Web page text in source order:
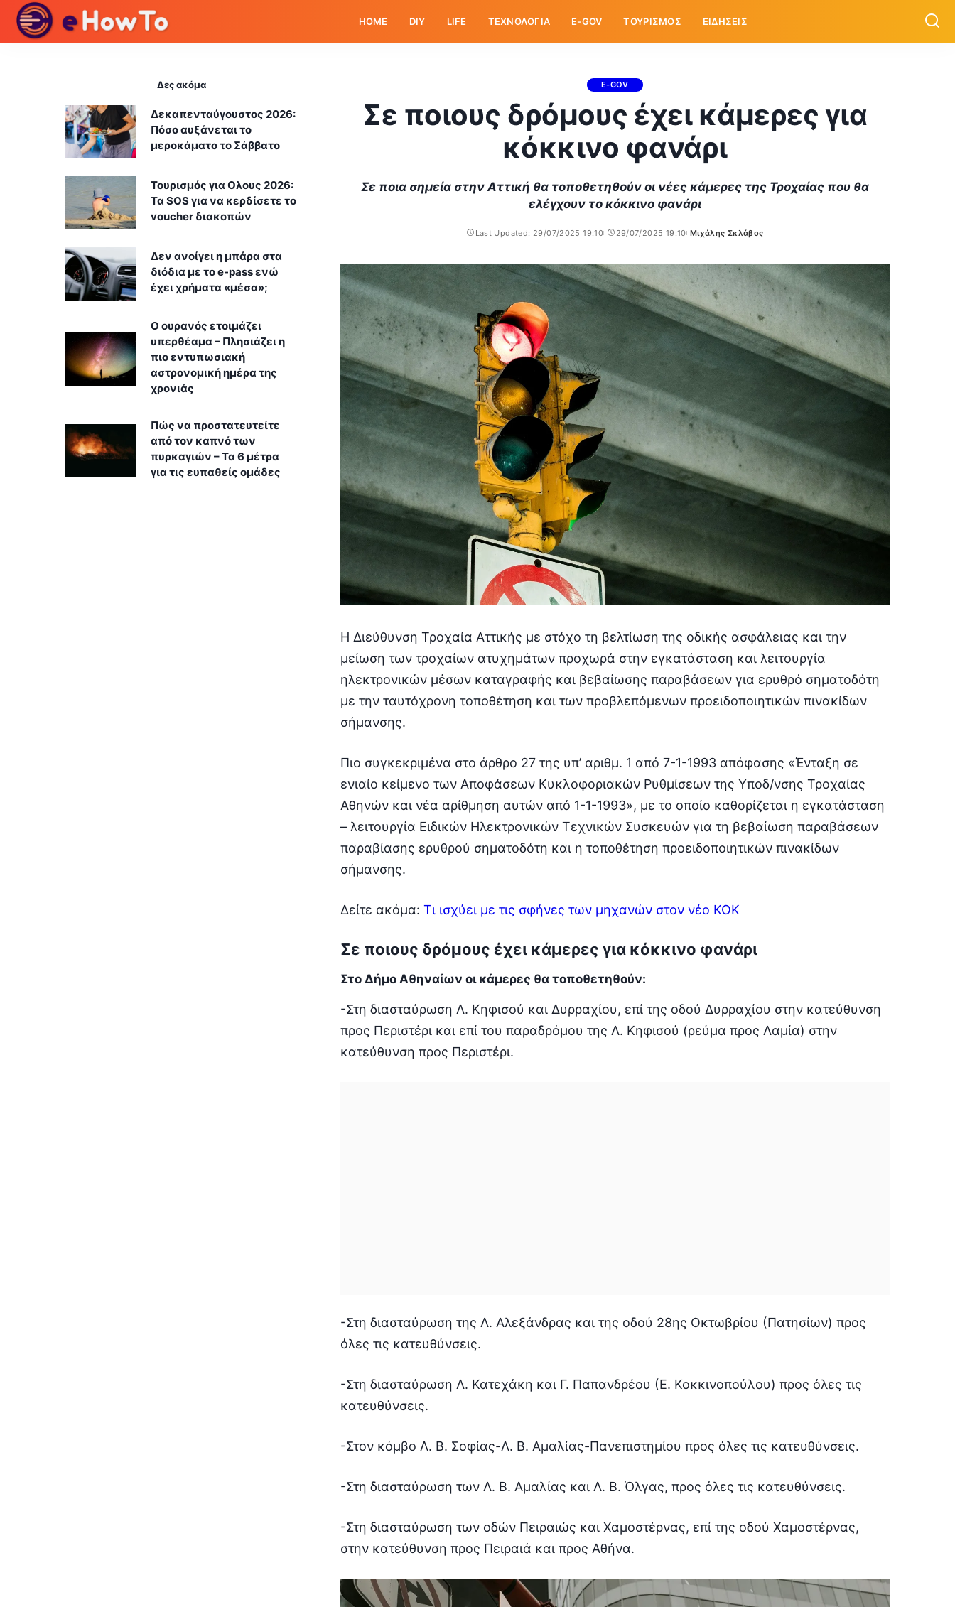
HOME DIY LIFE ΤΕΧΝΟΛΟΓΙΑ E-GOV ΤΟΥΡΙΣΜΟΣ ΕΙΔΗΣΕΙΣ
E-GOV
Σε ποιους δρόμους έχει κάμερες για
κόκκινο φανάρι
Σε ποια σημεία στην Αττική θα τοποθετηθούν οι νέες κάμερες της Τροχαίας που θα
ελέγχουν το κόκκινο φανάρι
Last Updated: 29/07/2025 19:10 29/07/2025 19:10
Posted
Μιχάλης Σκλάβος
Η Διεύθυνση Τροχαία Αττικής με στόχο τη βελτίωση της οδικής ασφάλειας και την
μείωση των τροχαίων ατυχημάτων προχωρά στην εγκατάσταση και λειτουργία
ηλεκτρονικών μέσων καταγραφής και βεβαίωσης παραβάσεων για ερυθρό σηματοδότη
με την ταυτόχρονη τοποθέτηση και των προβλεπόμενων προειδοποιητικών πινακίδων
σήμανσης.
Πιο συγκεκριμένα στο άρθρο 27 της υπ’ αριθμ. 1 από 7-1-1993 απόφασης «Ένταξη σε
ενιαίο κείμενο των Αποφάσεων Κυκλοφοριακών Ρυθμίσεων της Υποδ/νσης Τροχαίας
Αθηνών και νέα αρίθμηση αυτών από 1-1-1993», με το οποίο καθορίζεται η εγκατάσταση
– λειτουργία Ειδικών Ηλεκτρονικών Τεχνικών Συσκευών για τη βεβαίωση παραβάσεων
παραβίασης ερυθρού σηματοδότη και η τοποθέτηση προειδοποιητικών πινακίδων
σήμανσης.
Δείτε ακόμα: Τι ισχύει με τις σφήνες των μηχανών στον νέο ΚΟΚ
Σε ποιους δρόμους έχει κάμερες για κόκκινο φανάρι
Στο Δήμο Αθηναίων οι κάμερες θα τοποθετηθούν:
-Στη διασταύρωση Λ. Κηφισού και Δυρραχίου, επί της οδού Δυρραχίου στην κατεύθυνση
προς Περιστέρι και επί του παραδρόμου της Λ. Κηφισού (ρεύμα προς Λαμία) στην
κατεύθυνση προς Περιστέρι.
-Στη διασταύρωση της Λ. Αλεξάνδρας και της οδού 28ης Οκτωβρίου (Πατησίων) προς
όλες τις κατευθύνσεις.
-Στη διασταύρωση Λ. Κατεχάκη και Γ. Παπανδρέου (Ε. Κοκκινοπούλου) προς όλες τις
κατευθύνσεις.
-Στον κόμβο Λ. Β. Σοφίας-Λ. Β. Αμαλίας-Πανεπιστημίου προς όλες τις κατευθύνσεις.
-Στη διασταύρωση των Λ. Β. Αμαλίας και Λ. Β. Όλγας, προς όλες τις κατευθύνσεις.
-Στη διασταύρωση των οδών Πειραιώς και Χαμοστέρνας, επί της οδού Χαμοστέρνας,
στην κατεύθυνση προς Πειραιά και προς Αθήνα.
Δες ακόμα
Δεκαπενταύγουστος 2026:
Πόσο αυξάνεται το
μεροκάματο το Σάββατο
Τουρισμός για Ολους 2026:
Τα SOS για να κερδίσετε το
voucher διακοπών
Δεν ανοίγει η μπάρα στα
διόδια με το e-pass ενώ
έχει χρήματα «μέσα»;
Ο ουρανός ετοιμάζει
υπερθέαμα – Πλησιάζει η
πιο εντυπωσιακή
αστρονομική ημέρα της
χρονιάς
Πώς να προστατευτείτε
από τον καπνό των
πυρκαγιών – Τα 6 μέτρα
για τις ευπαθείς ομάδες